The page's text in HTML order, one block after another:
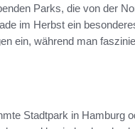
Parks, die von der
im Herbst ein
ein, während man
Stadtpark in Hamburg